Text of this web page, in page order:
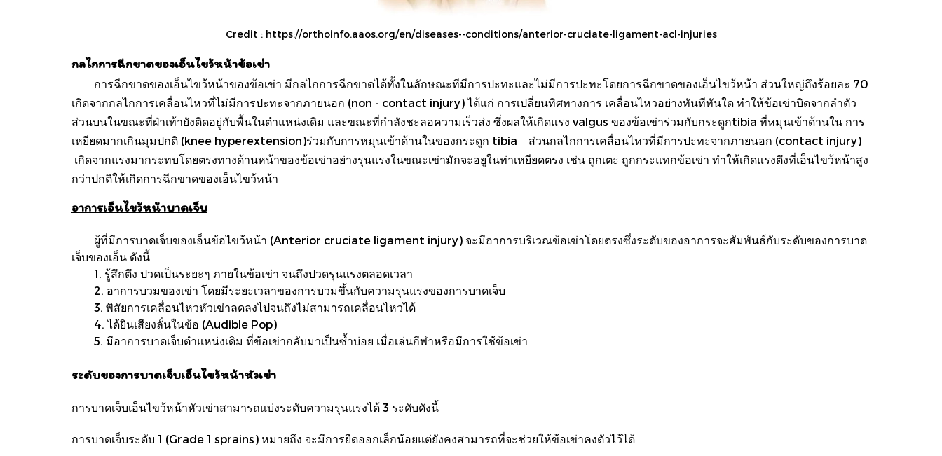
Credit : https://orthoinfo.aaos.org/en/diseases--conditions/anterior-cruciate-ligament-acl-injuries
กลไกการฉีกขาดของเอ็นไขว้หน้าข้อเข่า
การฉีกขาดของเอ็นไขว้หน้าของข้อเข่า มีกลไกการฉีกขาดได้ทั้งในลักษณะทีมีการปะทะและไม่มีการปะทะโดยการฉีกขาดของเอ็นไขว้หน้า ส่วนใหญ่ถึงร้อยละ 70
เกิดจากกลไกการเคลื่อนไหวที่ไม่มีการปะทะจากภายนอก (non - contact injury) ได้แก่ การเปลี่ยนทิศทางการ เคลื่อนไหวอย่างทันทีทันใด ทำให้ข้อเข่าบิดจากลำตัว
ส่วนบนในขณะที่ฝ่าเท้ายังติดอยู่กับพื้นในตำแหน่งเดิม และขณะที่กำลังชะลอความเร็วส่ง ซึ่งผลให้เกิดแรง valgus ของข้อเข่าร่วมกับกระดูกtibia ที่หมุนเข้าด้านใน การ
เหยียดมากเกินมุมปกติ (knee hyperextension)ร่วมกับการหมุนเข้าด้านในของกระดูก tibia ส่วนกลไกการเคลื่อนไหวที่มีการปะทะจากภายนอก (contact injury)
เกิดจากแรงมากระทบโดยตรงทางด้านหน้าของข้อเข่าอย่างรุนแรงในขณะเข่ามักจะอยูในท่าเหยียดตรง เช่น ถูกเตะ ถูกกระแทกข้อเข่า ทำให้เกิดแรงตึงที่เอ็นไขว้หน้าสูง
กว่าปกติให้เกิดการฉีกขาดของเอ็นไขว้หน้า
อาการเอ็นไขว้หน้าบาดเจ็บ
ผู้ที่มีการบาดเจ็บของเอ็นข้อไขว้หน้า (Anterior cruciate ligament injury) จะมีอาการบริเวณข้อเข่าโดยตรงซึ่งระดับของอาการจะสัมพันธ์กับระดับของการบาด
เจ็บของเอ็น ดังนี้
1. รู้สึกตึง ปวดเป็นระยะๆ ภายในข้อเข่า จนถึงปวดรุนแรงตลอดเวลา
2. อาการบวมของเข่า โดยมีระยะเวลาของการบวมขึ้นกับความรุนแรงของการบาดเจ็บ
3. พิสัยการเคลื่อนไหวหัวเข่าลดลงไปจนถึงไม่สามารถเคลื่อนไหวได้
4. ได้ยินเสียงลั่นในข้อ (Audible Pop)
5. มีอาการบาดเจ็บตำแหน่งเดิม ที่ข้อเข่ากลับมาเป็นซ้ำบ่อย เมื่อเล่นกีฬาหรือมีการใช้ข้อเข่า
ระดับของการบาดเจ็บเอ็นไขว้หน้าหัวเข่า
การบาดเจ็บเอ็นไขว้หน้าหัวเข่าสามารถแบ่งระดับความรุนแรงได้ 3 ระดับดังนี้
การบาดเจ็บระดับ 1 (Grade 1 sprains) หมายถึง จะมีการยืดออกเล็กน้อยแต่ยังคงสามารถที่จะช่วยให้ข้อเข่าคงตัวไว้ได้